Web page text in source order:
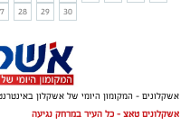
28 29 30
אשקלונים - המקומון היומי של אשקלון באינטרנט
אשקלונים טאצ - כל העיר במרחק נגיעה